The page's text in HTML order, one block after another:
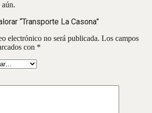
“Transporte La Casona”
electrónico no será publicada. Los campos
con *